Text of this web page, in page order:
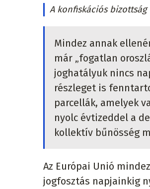
A konfiskációs
Mindez annak
már „fogatlan
joghatályuk nincs
részleget is
parcellák, amelyek
nyolc évtizeddel a
kollektív bűnösség
Az Európai Unió
jogfosztás napjainkig